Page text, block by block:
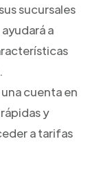
sucursales
a
cuenta en
y
a tarifas